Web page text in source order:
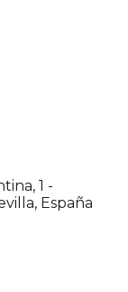
1 -
España